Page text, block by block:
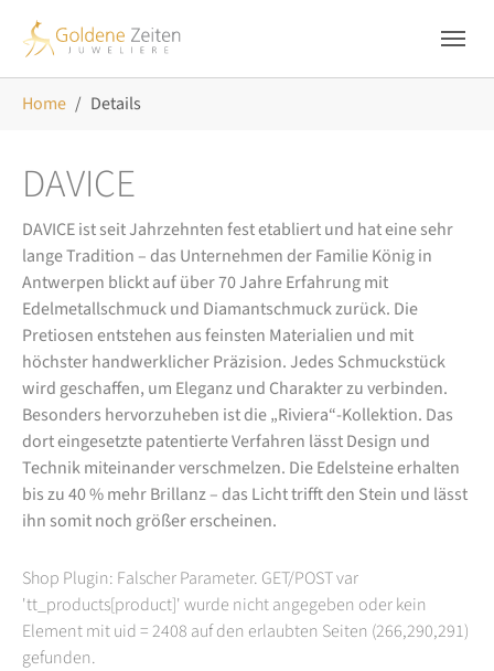
Home Details
DAVICE
DAVICE ist seit Jahrzehnten fest etabliert und hat eine sehr
lange Tradition – das Unternehmen der Familie König in
Antwerpen blickt auf über 70 Jahre Erfahrung mit
Edelmetallschmuck und Diamantschmuck zurück. Die
Pretiosen entstehen aus feinsten Materialien und mit
höchster handwerklicher Präzision. Jedes Schmuckstück
wird geschaffen, um Eleganz und Charakter zu verbinden.
Besonders hervorzuheben ist die „Riviera“-Kollektion. Das
dort eingesetzte patentierte Verfahren lässt Design und
Technik miteinander verschmelzen. Die Edelsteine erhalten
bis zu 40 % mehr Brillanz – das Licht trifft den Stein und lässt
ihn somit noch größer erscheinen.
Shop Plugin: Falscher Parameter. GET/POST var
'tt_products[product]' wurde nicht angegeben oder kein
Element mit uid = 2408 auf den erlaubten Seiten (266,290,291)
gefunden.